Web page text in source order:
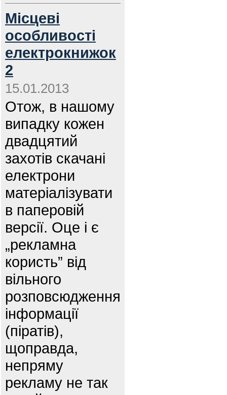
Місцеві
особливості
електрокнижок
2
15.01.2013
Отож, в нашому
випадку кожен
двадцятий
захотів скачані
електрони
матеріалізувати
в паперовій
версії. Оце і є
„рекламна
користь” від
вільного
розповсюдження
інформації
(піратів),
щоправда,
непряму
рекламу не так